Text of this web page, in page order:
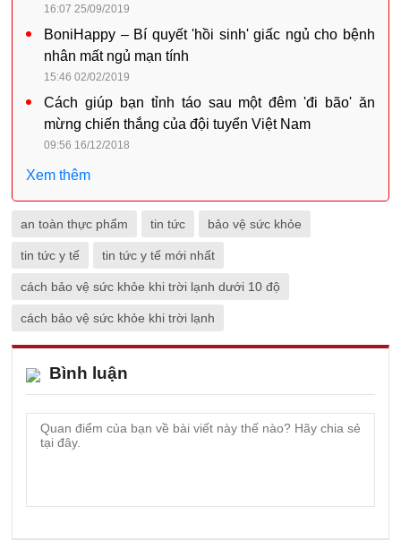
16:07 25/09/2019
BoniHappy – Bí quyết 'hồi sinh' giấc ngủ cho bệnh
nhân mất ngủ mạn tính
15:46 02/02/2019
Cách giúp bạn tỉnh táo sau một đêm 'đi bão' ăn
mừng chiến thắng của đội tuyển Việt Nam
09:56 16/12/2018
Xem thêm
an toàn thực phẩm tin tức bảo vệ sức khỏe
tin tức y tế tin tức y tế mới nhất
cách bảo vệ sức khỏe khi trời lạnh dưới 10 độ
cách bảo vệ sức khỏe khi trời lạnh
Bình luận